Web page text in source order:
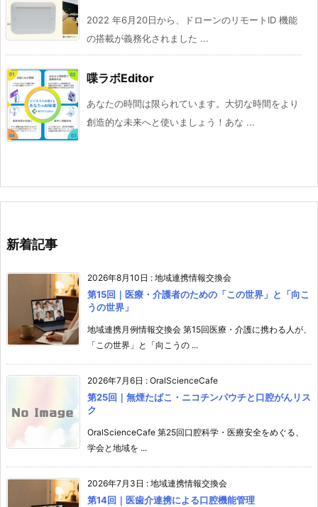
2022 年6月20日から、ドローンのリモートID 機能
の搭載が義務化されました ...
喋ラボEditor
あなたの時間は限られています。⼤切な時間をより
創造的な未来へと使いましょう！あな ...
新着記事
2026年8月10日 : 地域連携情報交換会
第15回｜医療・介護者のための「この世界」と「向こ
うの世界」
地域連携月例情報交換会 第15回医療・介護に携わる人が、
「この世界」と「向こうの ...
2026年7月6日 : OralScienceCafe
第25回｜無煙たばこ・ニコチンパウチと口腔がんリス
ク
OralScienceCafe 第25回口腔科学・医療安全をめぐる、
学会と地域を ...
2026年7月3日 : 地域連携情報交換会
第14回｜医歯介連携による口腔機能管理